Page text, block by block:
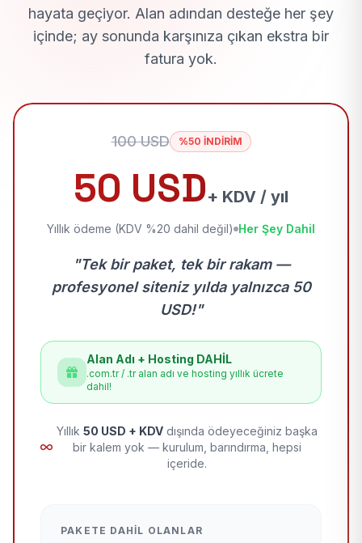
hayata geçiyor. Alan adından desteğe her şey
içinde; ay sonunda karşınıza çıkan ekstra bir
fatura yok.
100 USD %50 İNDİRİM
50 USD+ KDV / yıl
Yıllık ödeme (KDV %20 dahil değil) Her Şey Dahil
"Tek bir paket, tek bir rakam —
profesyonel siteniz yılda yalnızca 50
USD!"
Alan Adı + Hosting DAHİL
.com.tr / .tr alan adı ve hosting yıllık ücrete
dahil!
Yıllık 50 USD + KDV dışında ödeyeceğiniz başka
bir kalem yok — kurulum, barındırma, hepsi
içeride.
PAKETE DAHIL OLANLAR